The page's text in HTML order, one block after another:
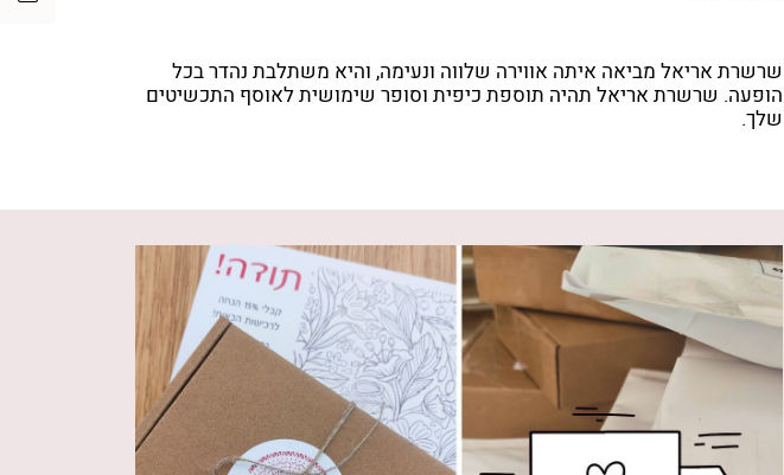
שרשרת אריאל מביאה איתה אווירה שלווה ונעימה, והיא משתלבת נהדר בכל
הופעה. שרשרת אריאל תהיה תוספת כיפית וסופר שימושית לאוסף התכשיטים
שלך.